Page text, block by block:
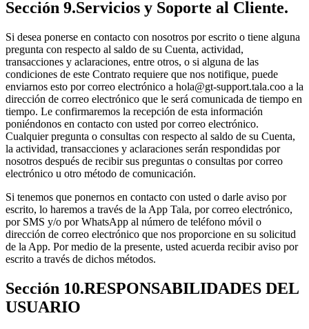
Sección 9.Servicios y Soporte al Cliente.
Si desea ponerse en contacto con nosotros por escrito o tiene alguna
pregunta con respecto al saldo de su Cuenta, actividad,
transacciones y aclaraciones, entre otros, o si alguna de las
condiciones de este Contrato requiere que nos notifique, puede
enviarnos esto por correo electrónico a hola@gt-support.tala.coo a la
dirección de correo electrónico que le será comunicada de tiempo en
tiempo. Le confirmaremos la recepción de esta información
poniéndonos en contacto con usted por correo electrónico.
Cualquier pregunta o consultas con respecto al saldo de su Cuenta,
la actividad, transacciones y aclaraciones serán respondidas por
nosotros después de recibir sus preguntas o consultas por correo
electrónico u otro método de comunicación.
Si tenemos que ponernos en contacto con usted o darle aviso por
escrito, lo haremos a través de la App Tala, por correo electrónico,
por SMS y/o por WhatsApp al número de teléfono móvil o
dirección de correo electrónico que nos proporcione en su solicitud
de la App. Por medio de la presente, usted acuerda recibir aviso por
escrito a través de dichos métodos.
Sección 10.RESPONSABILIDADES DEL
USUARIO